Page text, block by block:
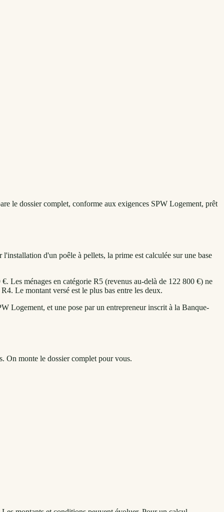
le dossier complet, conforme aux exigences SPW Logement, prêt
d'un poêle à pellets, la prime est calculée sur une base
Les ménages en catégorie R5 (revenus au-delà de 122 800 €) ne
Le montant versé est le plus bas entre les deux.
Logement, et une pose par un entrepreneur inscrit à la Banque-
On monte le dossier complet pour vous.